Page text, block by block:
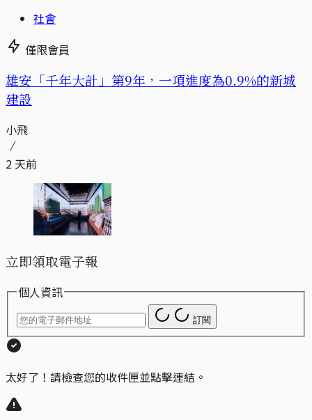
社會
僅限會員
​​雄安「千年大計」第9年，一項進度為0.9%的新城
建設
小飛
2 天前
立即領取電子報
個人資訊
訂閱
太好了！請檢查您的收件匣並點擊連結。